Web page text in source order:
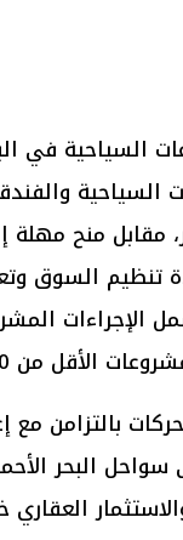
السياحية في
السياحية
مقابل منح
السوق
من 20% خطر سحب الأراضي نهائيًا.
بالتزامن
سواحل البحر